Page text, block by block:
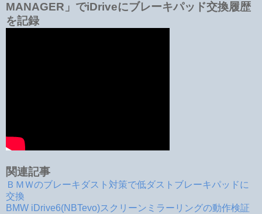
MANAGER」でiDriveにブレーキパッド交換履歴
を記録
関連記事
ＢＭＷのブレーキダスト対策で低ダストブレーキパッドに
交換
BMW iDrive6(NBTevo)スクリーンミラーリングの動作検証